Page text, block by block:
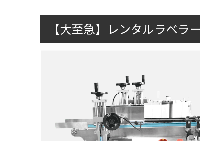
【大至急】レンタルラベラ